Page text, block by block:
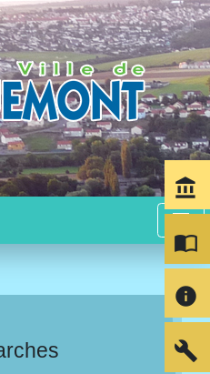
menu
account_balance
import_contacts
info
build